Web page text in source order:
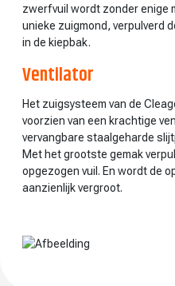
zwerfvuil wordt zonder enige
unieke zuigmond, verpulverd
in de kiepbak.
Ventilator
Het zuigsysteem van de
voorzien van een krachtige
vervangbare staalgeharde
Met het grootste gemak
opgezogen vuil. En wordt de
aanzienlijk vergroot.